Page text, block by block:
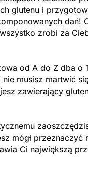
glutenu i
dań!
zrobi za
od A do Z dba o
nie musisz martwić
zawierający
mógł przeznaczyć
Ci największą